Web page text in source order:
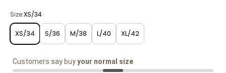
Size:XS/34
XS/34 S/36 M/38 L/40 XL/42